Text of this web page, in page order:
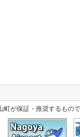
が保証・推奨するもので